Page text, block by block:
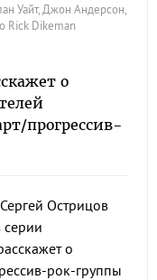
Уайт, Джон Андерсон,
Rick Dikeman
о
прогрессив-
Острицов
серии
о
рок-группы